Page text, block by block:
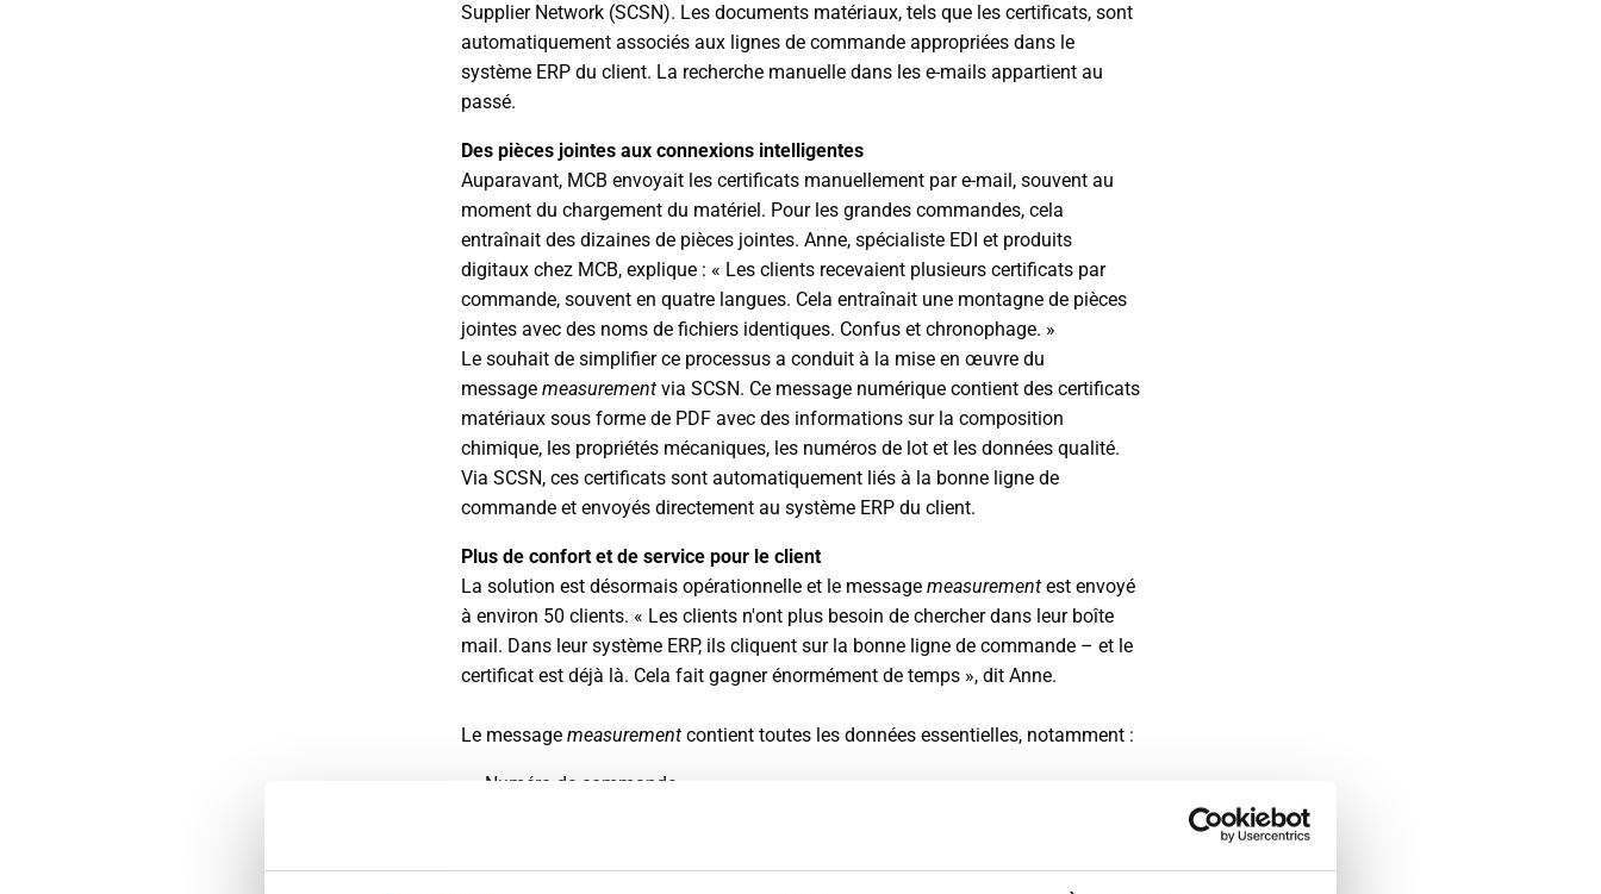
Supplier Network (SCSN). Les documents matériaux, tels que les certificats, sont
automatiquement associés aux lignes de commande appropriées dans le
système ERP du client. La recherche manuelle dans les e-mails appartient au
passé.
Des pièces jointes aux connexions intelligentes
Auparavant, MCB envoyait les certificats manuellement par e-mail, souvent au
moment du chargement du matériel. Pour les grandes commandes, cela
entraînait des dizaines de pièces jointes. Anne, spécialiste EDI et produits
digitaux chez MCB, explique : « Les clients recevaient plusieurs certificats par
commande, souvent en quatre langues. Cela entraînait une montagne de pièces
jointes avec des noms de fichiers identiques. Confus et chronophage. »
Le souhait de simplifier ce processus a conduit à la mise en œuvre du
message measurement via SCSN. Ce message numérique contient des certificats
matériaux sous forme de PDF avec des informations sur la composition
chimique, les propriétés mécaniques, les numéros de lot et les données qualité.
Via SCSN, ces certificats sont automatiquement liés à la bonne ligne de
commande et envoyés directement au système ERP du client.
Plus de confort et de service pour le client
La solution est désormais opérationnelle et le message measurement est envoyé
à environ 50 clients. « Les clients n'ont plus besoin de chercher dans leur boîte
mail. Dans leur système ERP, ils cliquent sur la bonne ligne de commande – et le
certificat est déjà là. Cela fait gagner énormément de temps », dit Anne.
Le message measurement contient toutes les données essentielles, notamment :
Numéro de commande
Le certificat en PDF intégré